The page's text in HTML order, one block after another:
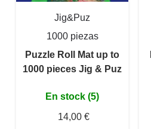
Jig&Puz
1000 piezas
Puzzle Roll Mat up to
1000 pieces Jig & Puz
En stock (5)
14,00 €